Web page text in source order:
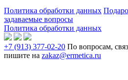
Политика обработки данных
задаваемые вопросы
Политика обработки данных
+7 (913) 377-02-20 По вопросам,
пишите на zakaz@ermetica.ru